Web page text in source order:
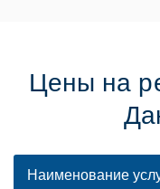
Цены на
Наименование